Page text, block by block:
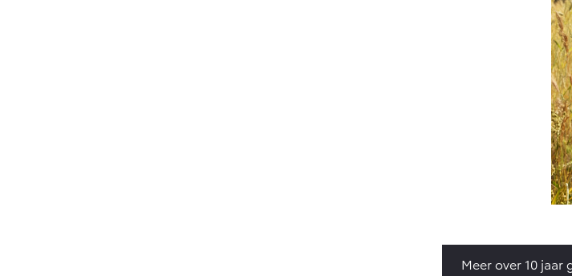
Meer over 10 jaar